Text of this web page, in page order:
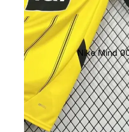
Nike Mind